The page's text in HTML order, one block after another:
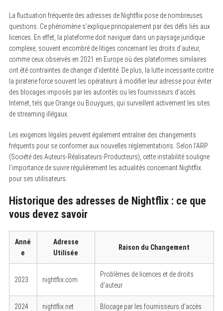
La fluctuation fréquente des adresses de Nightflix pose de nombreuses
questions. Ce phénomène s’explique principalement par des défis liés aux
licences. En effet, la plateforme doit naviguer dans un paysage juridique
complexe, souvent encombré de litiges concernant les droits d’auteur,
comme ceux observés en 2021 en Europe où des plateformes similaires
ont été contraintes de changer d’identité. De plus, la lutte incessante contre
la piraterie force souvent les opérateurs à modifier leur adresse pour éviter
des blocages imposés par les autorités ou les fournisseurs d’accès
Internet, tels que Orange ou Bouygues, qui surveillent activement les sites
de streaming illégaux.
Les exigences légales peuvent également entraîner des changements
fréquents pour se conformer aux nouvelles réglementations. Selon l’ARP
(Société des Auteurs-Réalisateurs-Producteurs), cette instabilité souligne
l’importance de suivre régulièrement les actualités concernant Nightflix
pour ses utilisateurs.
Historique des adresses de Nightflix : ce que
vous devez savoir
Anné
e
Adresse
Utilisée
Raison du Changement
2023 nightflix.com
Problèmes de licences et de droits
d’auteur
2024 nightflix.net Blocage par les fournisseurs d’accès